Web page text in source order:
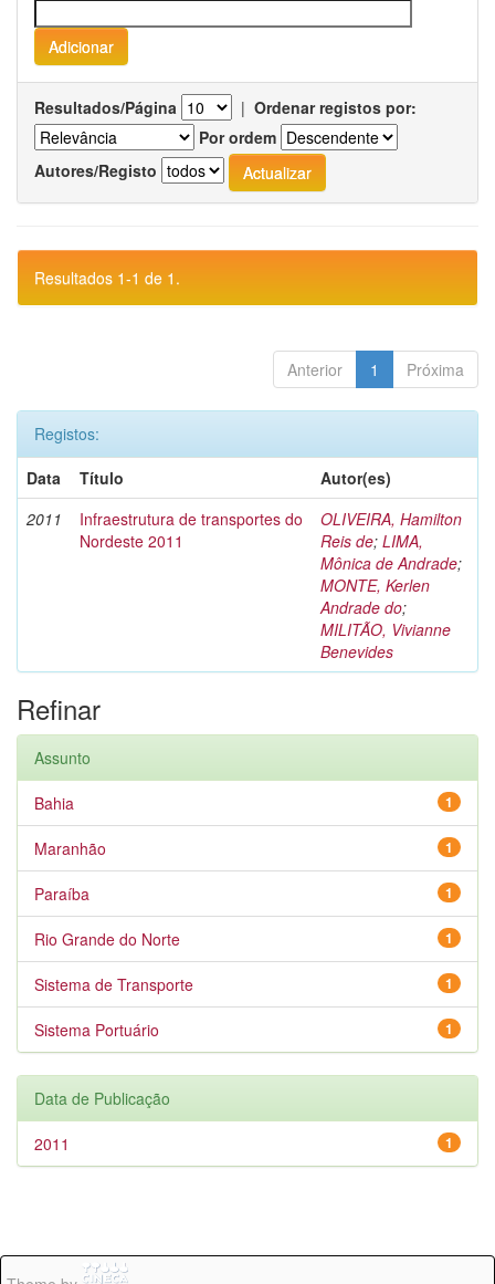
Resultados/Página | Ordenar registos por:
Por ordem
Autores/Registo
Resultados 1-1 de 1.
Anterior 1 Próxima
Registos:
Data
Título
Autor(es)
2011
Infraestrutura de transportes do
Nordeste 2011
OLIVEIRA, Hamilton
Reis de; LIMA,
Mônica de Andrade;
MONTE, Kerlen
Andrade do;
MILITÃO, Vivianne
Benevides
Refinar
Assunto
1
Bahia
1
Maranhão
1
Paraíba
1
Rio Grande do Norte
1
Sistema de Transporte
1
Sistema Portuário
Data de Publicação
1
2011